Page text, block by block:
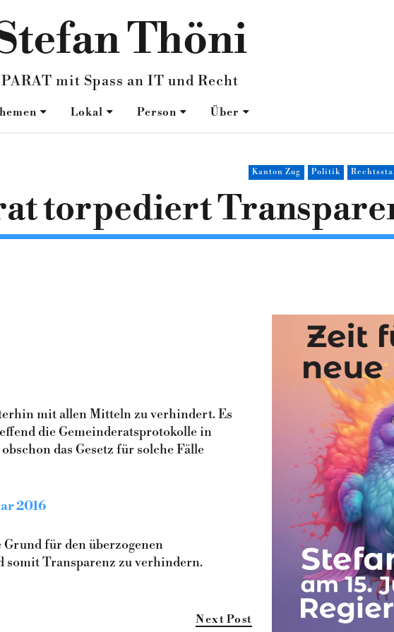
Thöni
PARAT mit Spass an IT und Recht
Lokal Person Über
Kanton Zug Politik
torpediert
mit allen Mitteln zu verhindert. Es
die Gemeinderatsprotokolle in
das Gesetz für solche Fälle
2016
für den überzogenen
somit Transparenz zu verhindern.
Next Post